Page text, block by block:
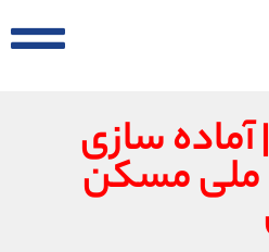
سازی
ملی مسکن